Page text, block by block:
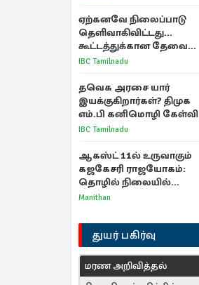
ஏற்கனவே நிலைப்பாடு
தெளிவாகிவிட்டது...
கூட்டத்துக்கான தேவை
என்ன? - கனிமொழி
IBC Tamilnadu
தவெக அரசை யார்
இயக்குகிறார்கள்? திமுக
எம்.பி கனிமொழி கேள்வி
IBC Tamilnadu
ஆகஸ்ட் 11ல் உருவாகும்
கஜகேசரி ராஜயோகம்:
தொழில் நிலையில்
அதிர்ஷ்டம் பெறும் 3
Manithan
துயர் பகிர்வு
மரண அறிவித்தல்